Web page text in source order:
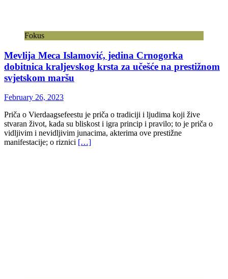
Fokus
Mevlija Meca Islamović, jedina Crnogorka
dobitnica kraljevskog krsta za učešće na prestižnom
svjetskom maršu
February 26, 2023
Priča o Vierdaagsefeestu je priča o tradiciji i ljudima koji žive
stvaran život, kada su bliskost i igra princip i pravilo; to je priča o
vidljivim i nevidljivim junacima, akterima ove prestižne
manifestacije; o riznici […]